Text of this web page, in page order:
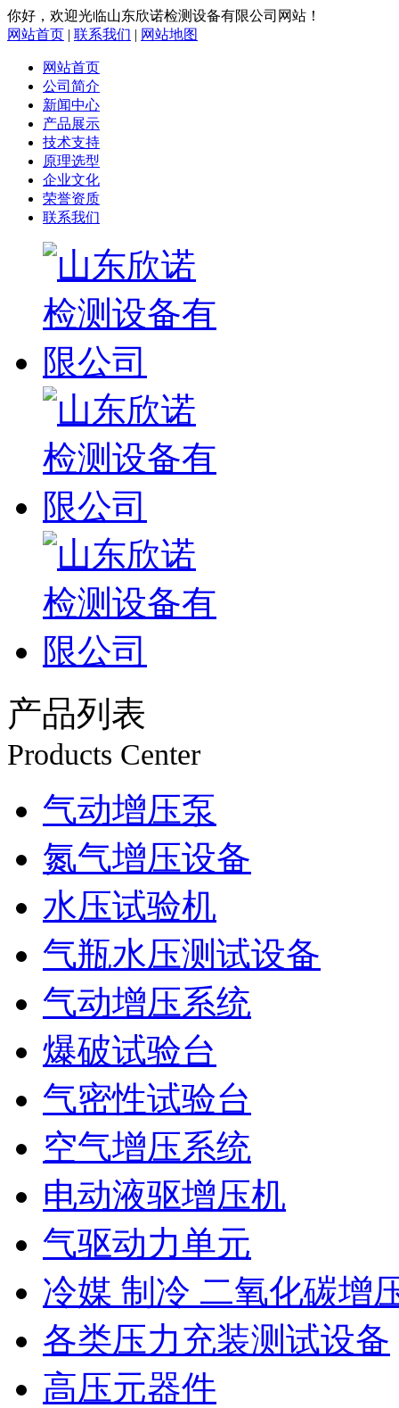
你好，欢迎光临山东欣诺检测设备有限公司网站！
网站首页 | 联系我们 | 网站地图
网站首页
公司简介
新闻中心
产品展示
技术支持
原理选型
企业文化
荣誉资质
联系我们
产品列表
Products Center
气动增压泵
氮气增压设备
水压试验机
气瓶水压测试设备
气动增压系统
爆破试验台
气密性试验台
空气增压系统
电动液驱增压机
气驱动力单元
冷媒 制冷 二氧化碳增
各类压力充装测试设备
高压元器件